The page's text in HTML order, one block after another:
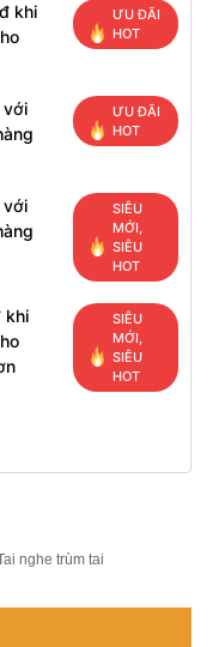
khi
ƯU ĐÃI
HOT
với
ƯU ĐÃI
HOT
với
SIÊU
MỚI,
SIÊU
HOT
khi
SIÊU
MỚI,
SIÊU
HOT
nghe trùm tai